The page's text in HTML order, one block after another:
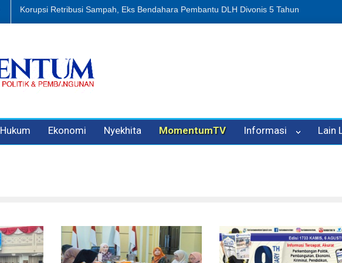
Dugaan Penipuan Oleh Oknum Kadis, Kuasa Hukum Pelapor Desak Polisi Tetapkan P-
Hukum Ekonomi Nyekhita MomentumTV Informasi Lain